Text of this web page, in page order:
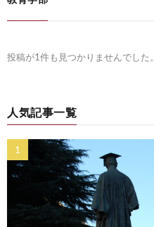
投稿が1件も見つかりませんでした。
人気記事一覧